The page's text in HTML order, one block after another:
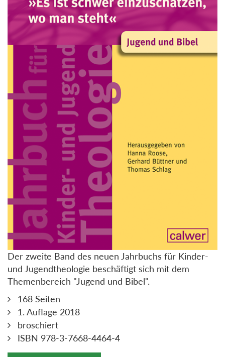
Der zweite Band des neuen Jahrbuchs für Kinder-
und Jugendtheologie beschäftigt sich mit dem
Themenbereich "Jugend und Bibel".
168 Seiten
1. Auflage 2018
broschiert
ISBN 978-3-7668-4464-4